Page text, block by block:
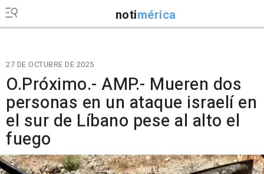
notimérica
27 DE OCTUBRE DE 2025
O.Próximo.- AMP.- Mueren dos
personas en un ataque israelí en
el sur de Líbano pese al alto el
fuego